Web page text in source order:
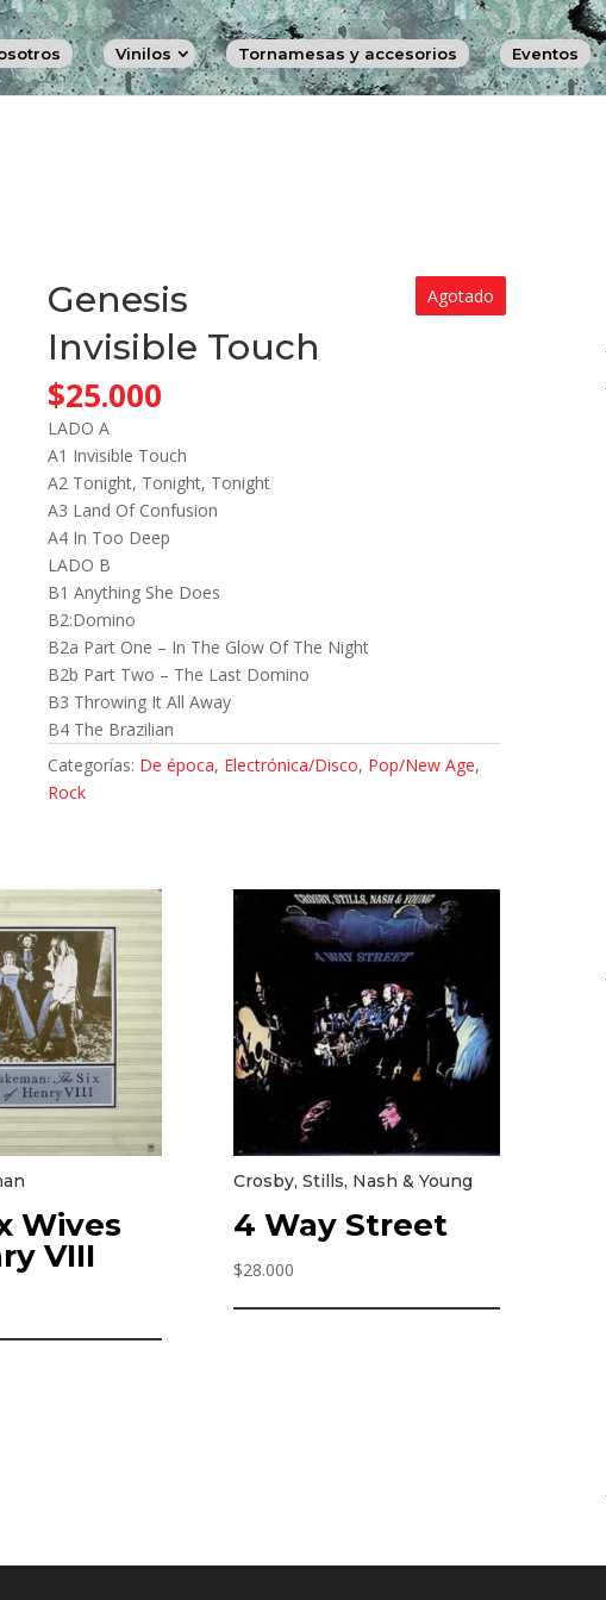
Vinilos Tornamesas y accesorios Eventos
Agotado
Genesis
Invisible Touch
$25.000
LADO A
A1 Invisible Touch
A2 Tonight, Tonight, Tonight
A3 Land Of Confusion
A4 In Too Deep
LADO B
B1 Anything She Does
B2:Domino
B2a Part One – In The Glow Of The Night
B2b Part Two – The Last Domino
B3 Throwing It All Away
B4 The Brazilian
Categorías: De época, Electrónica/Disco, Pop/New Age,
Rock
Wives
VIII
Crosby, Stills, Nash & Young
4 Way Street
$28.000